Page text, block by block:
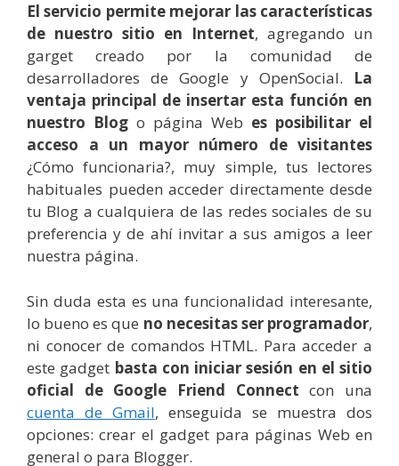
El servicio permite mejorar las características
de nuestro sitio en Internet, agregando un
garget creado por la comunidad de
desarrolladores de Google y OpenSocial. La
ventaja principal de insertar esta función en
nuestro Blog o página Web es posibilitar el
acceso a un mayor número de visitantes
¿Cómo funcionaria?, muy simple, tus lectores
habituales pueden acceder directamente desde
tu Blog a cualquiera de las redes sociales de su
preferencia y de ahí invitar a sus amigos a leer
nuestra página.
Sin duda esta es una funcionalidad interesante,
lo bueno es que no necesitas ser programador,
ni conocer de comandos HTML. Para acceder a
este gadget basta con iniciar sesión en el sitio
oficial de Google Friend Connect con una
cuenta de Gmail, enseguida se muestra dos
opciones: crear el gadget para páginas Web en
general o para Blogger.